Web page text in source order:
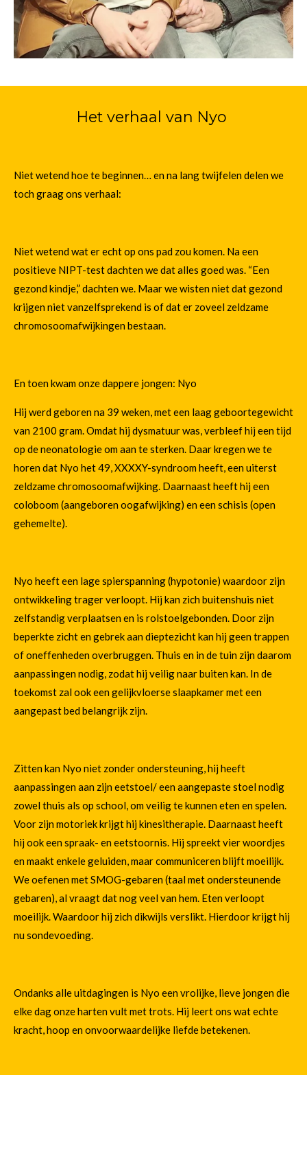
Het verhaal van Nyo
Niet wetend hoe te beginnen… en na lang twijfelen delen we
toch graag ons verhaal:
Niet wetend wat er echt op ons pad zou komen. Na een
positieve NIPT-test dachten we dat alles goed was. “Een
gezond kindje,” dachten we. Maar we wisten niet dat gezond
krijgen niet vanzelfsprekend is of dat er zoveel zeldzame
chromosoomafwijkingen bestaan.
En toen kwam onze dappere jongen: Nyo
Hij werd geboren na 39 weken, met een laag geboortegewicht
van 2100 gram. Omdat hij dysmatuur was, verbleef hij een tijd
op de neonatologie om aan te sterken. Daar kregen we te
horen dat Nyo het 49, XXXXY-syndroom heeft, een uiterst
zeldzame chromosoomafwijking. Daarnaast heeft hij een
coloboom (aangeboren oogafwijking) en een schisis (open
gehemelte).
Nyo heeft een lage spierspanning (hypotonie) waardoor zijn
ontwikkeling trager verloopt. Hij kan zich buitenshuis niet
zelfstandig verplaatsen en is rolstoelgebonden. Door zijn
beperkte zicht en gebrek aan dieptezicht kan hij geen trappen
of oneffenheden overbruggen. Thuis en in de tuin zijn daarom
aanpassingen nodig, zodat hij veilig naar buiten kan. In de
toekomst zal ook een gelijkvloerse slaapkamer met een
aangepast bed belangrijk zijn.
Zitten kan Nyo niet zonder ondersteuning, hij heeft
aanpassingen aan zijn eetstoel/ een aangepaste stoel nodig
zowel thuis als op school, om veilig te kunnen eten en spelen.
Voor zijn motoriek krijgt hij kinesitherapie. Daarnaast heeft
hij ook een spraak- en eetstoornis. Hij spreekt vier woordjes
en maakt enkele geluiden, maar communiceren blijft moeilijk.
We oefenen met SMOG-gebaren (taal met ondersteunende
gebaren), al vraagt dat nog veel van hem. Eten verloopt
moeilijk. Waardoor hij zich dikwijls verslikt. Hierdoor krijgt hij
nu sondevoeding.
Ondanks alle uitdagingen is Nyo een vrolijke, lieve jongen die
elke dag onze harten vult met trots. Hij leert ons wat echte
kracht, hoop en onvoorwaardelijke liefde betekenen.